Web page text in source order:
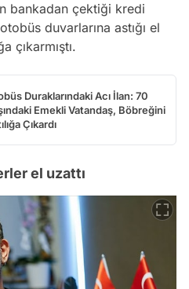
bankadan çektiği kredi
duvarlarına astığı el
çıkarmıştı.
Duraklarındaki Acı İlan: 70
Emekli Vatandaş, Böbreğini
Çıkardı
el uzattı